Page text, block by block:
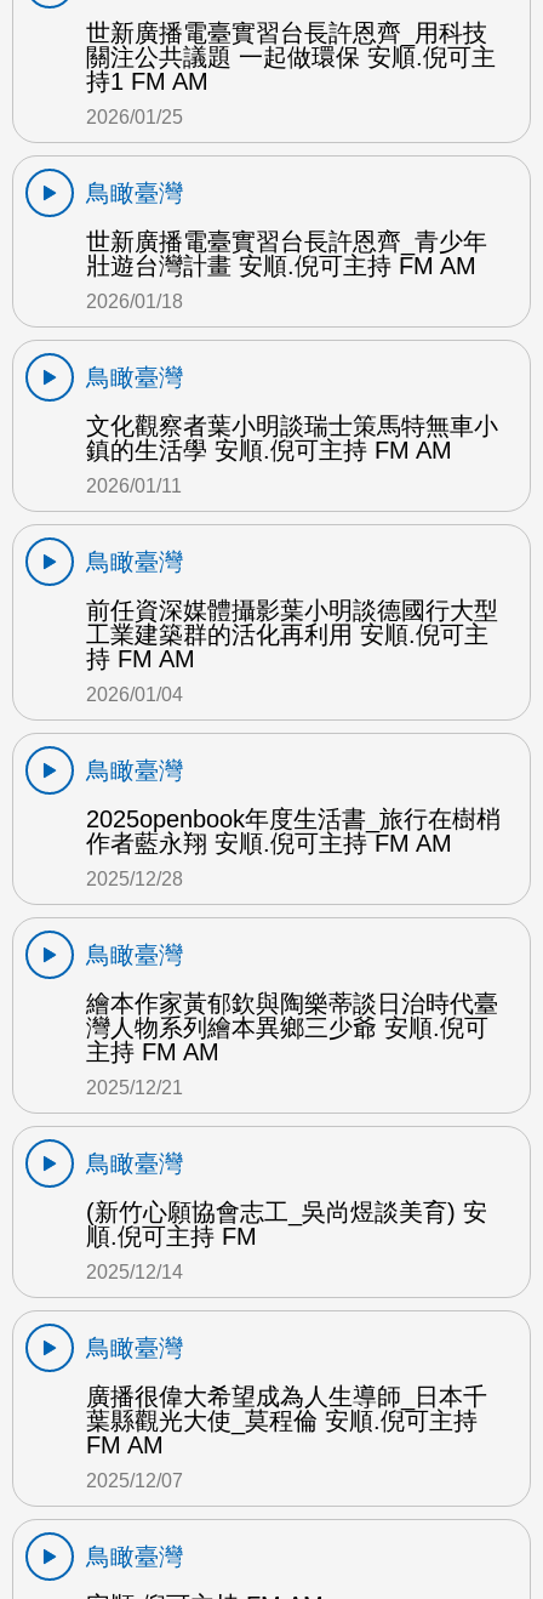
世新廣播電臺實習台長許恩齊_用科技
關注公共議題 一起做環保 安順.倪可主
持1 FM AM
2026/01/25
鳥瞰臺灣
世新廣播電臺實習台長許恩齊_青少年
壯遊台灣計畫 安順.倪可主持 FM AM
2026/01/18
鳥瞰臺灣
文化觀察者葉小明談瑞士策馬特無車小
鎮的生活學 安順.倪可主持 FM AM
2026/01/11
鳥瞰臺灣
前任資深媒體攝影葉小明談德國行大型
工業建築群的活化再利用 安順.倪可主
持 FM AM
2026/01/04
鳥瞰臺灣
2025openbook年度生活書_旅行在樹梢
作者藍永翔 安順.倪可主持 FM AM
2025/12/28
鳥瞰臺灣
繪本作家黃郁欽與陶樂蒂談日治時代臺
灣人物系列繪本異鄉三少爺 安順.倪可
主持 FM AM
2025/12/21
鳥瞰臺灣
(新竹心願協會志工_吳尚煜談美育) 安
順.倪可主持 FM
2025/12/14
鳥瞰臺灣
廣播很偉大希望成為人生導師_日本千
葉縣觀光大使_莫程倫 安順.倪可主持
FM AM
2025/12/07
鳥瞰臺灣